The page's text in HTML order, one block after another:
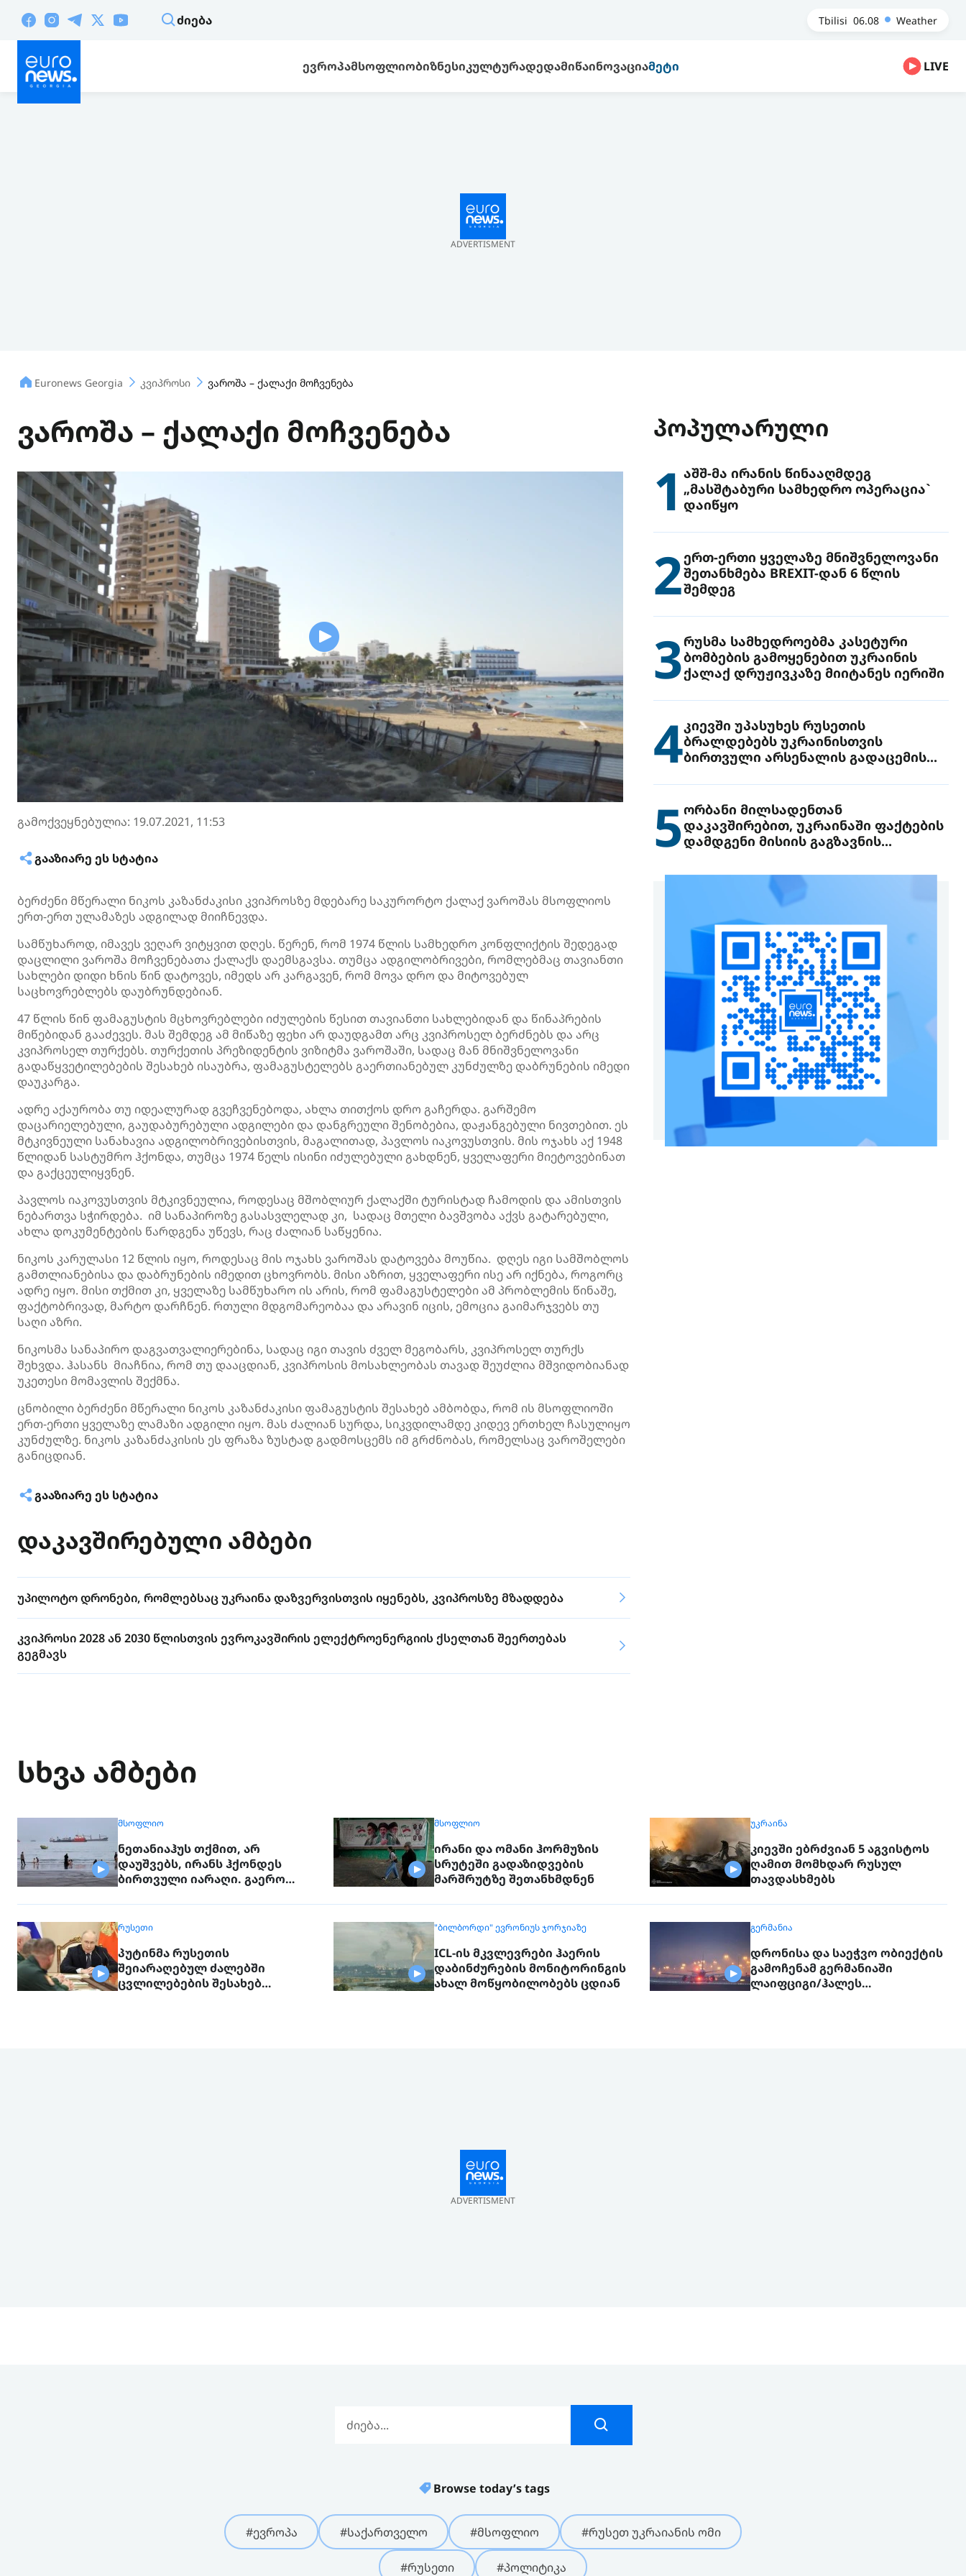
ᲫᲘᲔᲑᲐ Tbilisi 06.08 Weather
ᲔᲕᲠᲝᲞᲐᲛᲡᲝᲤᲚᲘᲝᲑᲘᲖᲜᲔᲡᲘᲙᲣᲚᲢᲣᲠᲐᲓᲔᲓᲐᲛᲘᲬᲐᲘᲜᲝᲕᲐᲪᲘᲐᲛᲔᲢᲘ LIVE
ADVERTISMENT
Euronews Georgia კვიპროსი ვაროშა – ქალაქი მოჩვენება
ვაროშა – ქალაქი მოჩვენება
გამოქვეყნებულია: 19.07.2021, 11:53
ᲒᲐᲐᲖᲘᲐᲠᲔ ᲔᲡ ᲡᲢᲐᲢᲘᲐ
ბერძენი მწერალი ნიკოს კაზანძაკისი კვიპროსზე მდებარე საკურორტო ქალაქ ვაროშას მსოფლიოს
ერთ-ერთ ულამაზეს ადგილად მიიჩნევდა.
სამწუხაროდ, იმავეს ვეღარ ვიტყვით დღეს. წერენ, რომ 1974 წლის სამხედრო კონფლიქტის შედეგად
დაცლილი ვაროშა მოჩვენებათა ქალაქს დაემსგავსა. თუმცა ადგილობრივები, რომლებმაც თავიანთი
სახლები დიდი ხნის წინ დატოვეს, იმედს არ კარგავენ, რომ მოვა დრო და მიტოვებულ
საცხოვრებლებს დაუბრუნდებიან.
47 წლის წინ ფამაგუსტის მცხოვრებლები იძულების წესით თავიანთი სახლებიდან და წინაპრების
მიწებიდან გააძევეს. მას შემდეგ ამ მიწაზე ფეხი არ დაუდგამთ არც კვიპროსელ ბერძნებს და არც
კვიპროსელ თურქებს. თურქეთის პრეზიდენტის ვიზიტმა ვაროშაში, სადაც მან მნიშვნელოვანი
გადაწყვეტილებების შესახებ ისაუბრა, ფამაგუსტელებს გაერთიანებულ კუნძულზე დაბრუნების იმედი
დაუკარგა.
ადრე აქაურობა თუ იდეალურად გვეჩვენებოდა, ახლა თითქოს დრო გაჩერდა. გარშემო
დაცარიელებული, გაუდაბურებული ადგილები და დანგრეული შენობებია, დაჟანგებული ნივთებით. ეს
მტკივნეული სანახავია ადგილობრივებისთვის, მაგალითად, პავლოს იაკოვუსთვის. მის ოჯახს აქ 1948
წლიდან სასტუმრო ჰქონდა, თუმცა 1974 წელს ისინი იძულებული გახდნენ, ყველაფერი მიეტოვებინათ
და გაქცეულიყვნენ.
პავლოს იაკოვუსთვის მტკივნეულია, როდესაც მშობლიურ ქალაქში ტურისტად ჩამოდის და ამისთვის
ნებართვა სჭირდება. იმ სანაპიროზე გასასვლელად კი, სადაც მთელი ბავშვობა აქვს გატარებული,
ახლა დოკუმენტების წარდგენა უწევს, რაც ძალიან საწყენია.
ნიკოს კარულასი 12 წლის იყო, როდესაც მის ოჯახს ვაროშას დატოვება მოუწია. დღეს იგი სამშობლოს
გამთლიანებისა და დაბრუნების იმედით ცხოვრობს. მისი აზრით, ყველაფერი ისე არ იქნება, როგორც
ადრე იყო. მისი თქმით კი, ყველაზე სამწუხარო ის არის, რომ ფამაგუსტელებიამ პრობლემის წინაშე,
ფაქტობრივად, მარტო დარჩნენ. რთული მდგომარეობაა და არავინ იცის, ემოცია გაიმარჯვებს თუ
საღი აზრი.
ნიკოსმა სანაპირო დაგვათვალიერებინა, სადაც იგი თავის ძველ მეგობარს, კვიპროსელ თურქს
შეხვდა. ჰასანს მიაჩნია, რომ თუ დააცდიან, კვიპროსის მოსახლეობას თავად შეუძლია მშვიდობიანად
უკეთესი მომავლის შექმნა.
ცნობილი ბერძენი მწერალი ნიკოს კაზანძაკისი ფამაგუსტის შესახებ ამბობდა, რომ ის მსოფლიოში
ერთ-ერთი ყველაზე ლამაზი ადგილი იყო. მას ძალიან სურდა, სიკვდილამდე კიდევ ერთხელ ჩასულიყო
კუნძულზე. ნიკოს კაზანძაკისის ეს ფრაზა ზუსტად გადმოსცემს იმ გრძნობას, რომელსაც ვაროშელები
განიცდიან.
ᲒᲐᲐᲖᲘᲐᲠᲔ ᲔᲡ ᲡᲢᲐᲢᲘᲐ
დაკავშირებული ამბები
უპილოტო დრონები, რომლებსაც უკრაინა დაზვერვისთვის იყენებს, კვიპროსზე მზადდება
კვიპროსი 2028 ან 2030 წლისთვის ევროკავშირის ელექტროენერგიის ქსელთან შეერთებას
გეგმავს
ᲞᲝᲞᲣᲚᲐᲠᲣᲚᲘ
1აშშ-მა ირანის წინააღმდეგ
„მასშტაბური სამხედრო ოპერაცია`
დაიწყო
2ერთ-ერთი ყველაზე მნიშვნელოვანი
შეთანხმება BREXIT-დან 6 წლის
შემდეგ
3რუსმა სამხედროებმა კასეტური
ბომბების გამოყენებით უკრაინის
ქალაქ დრუჟივკაზე მიიტანეს იერიში
4კიევში უპასუხეს რუსეთის
ბრალდებებს უკრაინისთვის
ბირთვული არსენალის გადაცემის
5ორბანი მილსადენთან
დაკავშირებით, უკრაინაში ფაქტების
დამდგენი მისიის გაგზავნის
სხვა ამბები
ᲛᲡᲝᲤᲚᲘᲝ
ნეთანიაჰუს თქმით, არ
დაუშვებს, ირანს ჰქონდეს
ბირთვული იარაღი. გაერო
საუბრობს
ᲛᲡᲝᲤᲚᲘᲝ
ირანი და ომანი ჰორმუზის
სრუტეში გადაზიდვების
მარშრუტზე შეთანხმდნენ
ᲣᲙᲠᲐᲘᲜᲐ
კიევში ებრძვიან 5 აგვისტოს
ღამით მომხდარ რუსულ
თავდასხმებს
ᲠᲣᲡᲔᲗᲘ
პუტინმა რუსეთის
შეიარაღებულ ძალებში
ცვლილებების შესახებ
"ᲑᲘᲚᲑᲝᲠᲓᲘ" ᲔᲕᲠᲝᲜᲘᲣᲡ ᲯᲝᲠᲯᲘᲐᲖᲔ
ICL-ის მკვლევრები ჰაერის
დაბინძურების მონიტორინგის
ახალ მოწყობილობებს ცდიან
ᲒᲔᲠᲛᲐᲜᲘᲐ
დრონისა და საეჭვო ობიექტის
გამოჩენამ გერმანიაში
ლაიფციგი/ჰალეს
ADVERTISMENT
Browse today’s tags
#ევროპა #საქართველო #მსოფლიო #რუსეთ უკრაიანის ომი
#რუსეთი #პოლიტიკა